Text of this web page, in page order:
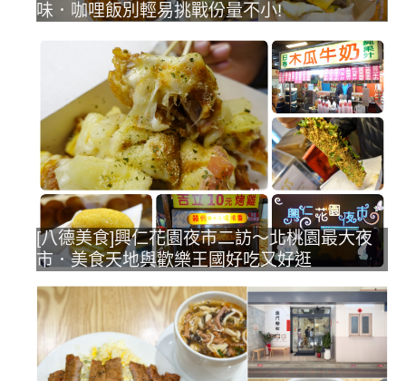
味．咖哩飯別輕易挑戰份量不小!
[八德美食]興仁花園夜市二訪～北桃園最大夜
市．美食天地與歡樂王國好吃又好逛